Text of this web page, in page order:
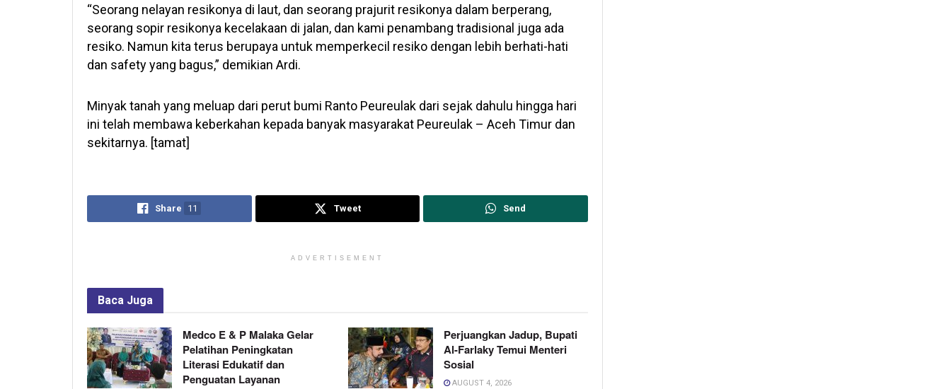
“Seorang nelayan resikonya di laut, dan seorang prajurit resikonya dalam berperang,
seorang sopir resikonya kecelakaan di jalan, dan kami penambang tradisional juga ada
resiko. Namun kita terus berupaya untuk memperkecil resiko dengan lebih berhati-hati
dan safety yang bagus,” demikian Ardi.
Minyak tanah yang meluap dari perut bumi Ranto Peureulak dari sejak dahulu hingga hari
ini telah membawa keberkahan kepada banyak masyarakat Peureulak – Aceh Timur dan
sekitarnya. [tamat]
Share 11 Tweet Send
ADVERTISEMENT
Baca Juga
Medco E & P Malaka Gelar
Pelatihan Peningkatan
Literasi Edukatif dan
Penguatan Layanan
Perjuangkan Jadup, Bupati
Al-Farlaky Temui Menteri
Sosial
AUGUST 4, 2026